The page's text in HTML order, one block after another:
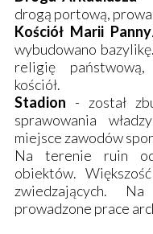
drogą portową,
Kościół Marii Panny
wybudowano
religię
kościół.
Stadion - został
sprawowania
miejsce zawodów
Na terenie ruin
obiektów.
zwiedzających.
prowadzone prace